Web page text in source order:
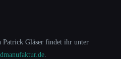
Patrick Gläser findet ihr unter
.